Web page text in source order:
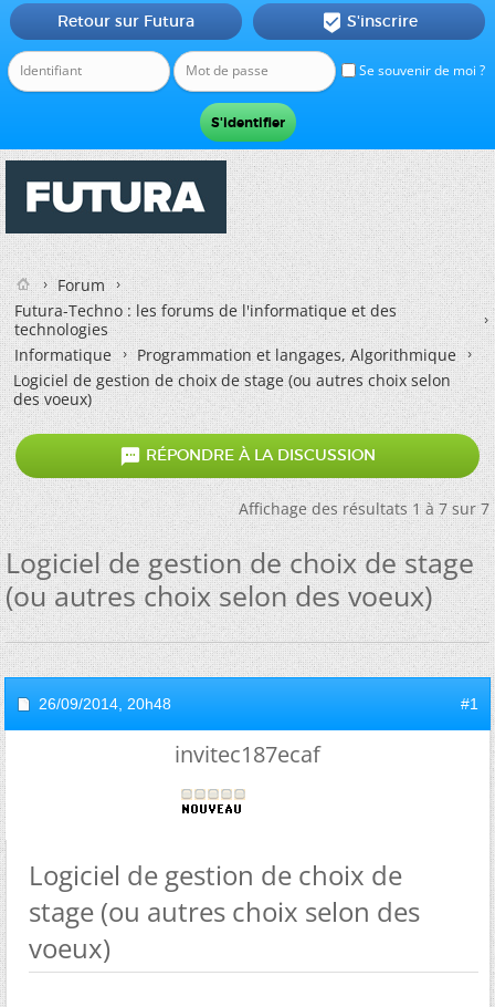
Se souvenir de moi ?
Retour sur Futura  S'inscrire
Forum
Futura-Techno : les forums de l'informatique et des
technologies
Informatique
Programmation et langages, Algorithmique
Logiciel de gestion de choix de stage (ou autres choix selon
des voeux)
 RÉPONDRE À LA DISCUSSION
Affichage des résultats 1 à 7 sur 7
Logiciel de gestion de choix de stage
(ou autres choix selon des voeux)
26/09/2014, 20h48 #1
invitec187ecaf
Logiciel de gestion de choix de
stage (ou autres choix selon des
voeux)